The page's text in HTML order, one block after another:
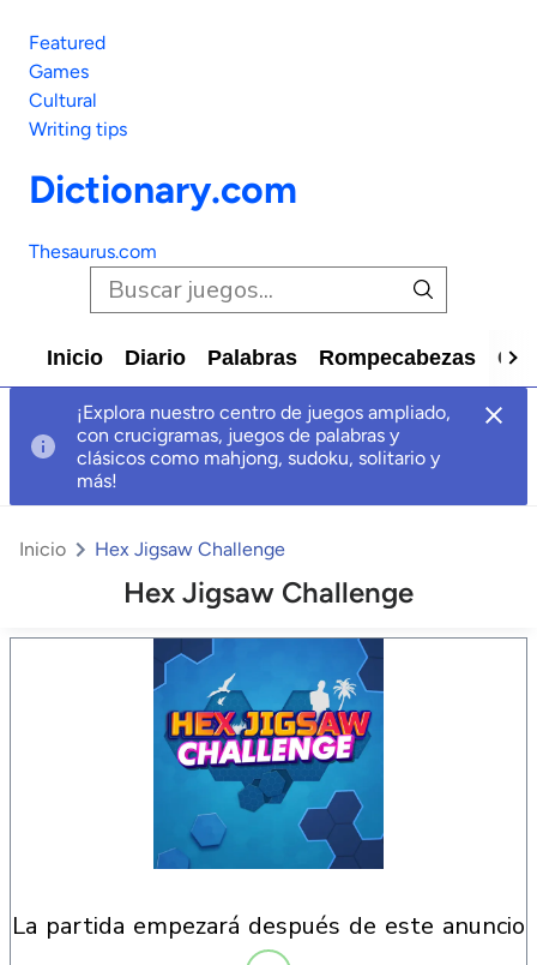
Featured
Games
Cultural
Writing tips
Dictionary.com
Thesaurus.com
Inicio Diario Palabras Rompecabezas
¡Explora nuestro centro de juegos ampliado,
con crucigramas, juegos de palabras y
clásicos como mahjong, sudoku, solitario y
más!
Hex Jigsaw Challenge
Inicio Hex Jigsaw Challenge
la partida empezará después de este anuncio